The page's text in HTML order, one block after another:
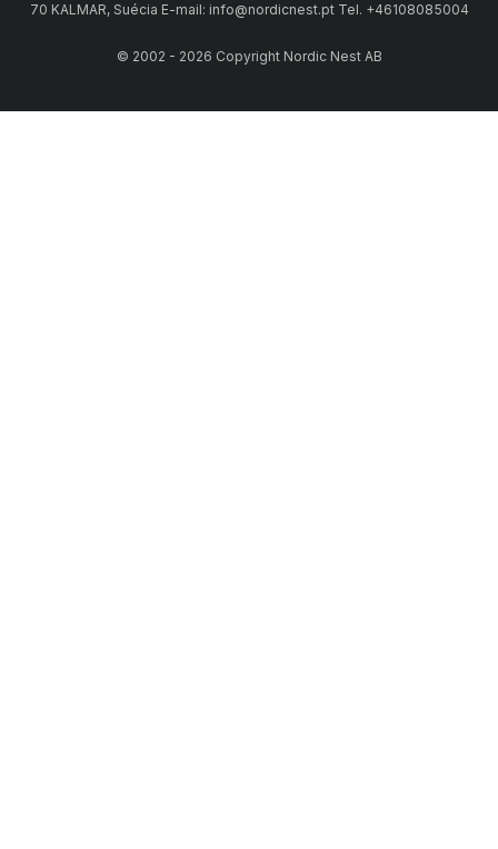
70 KALMAR, Suécia E-mail: info@nordicnest.pt Tel. +46108085004
© 2002 - 2026 Copyright Nordic Nest AB